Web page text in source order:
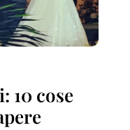
10 cose